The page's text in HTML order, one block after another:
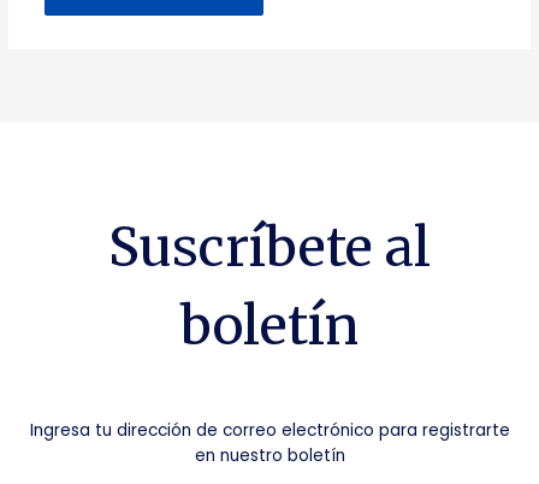
Suscríbete al
boletín
Ingresa tu dirección de correo electrónico para registrarte
en nuestro boletín